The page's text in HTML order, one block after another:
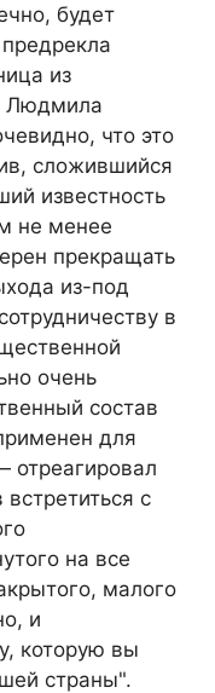
будет
из
Людмила
что это
сложившийся
известность
не менее
прекращать
из-под
в
очень
состав
для
отреагировал
с
на все
малого
и
которую вы
страны".